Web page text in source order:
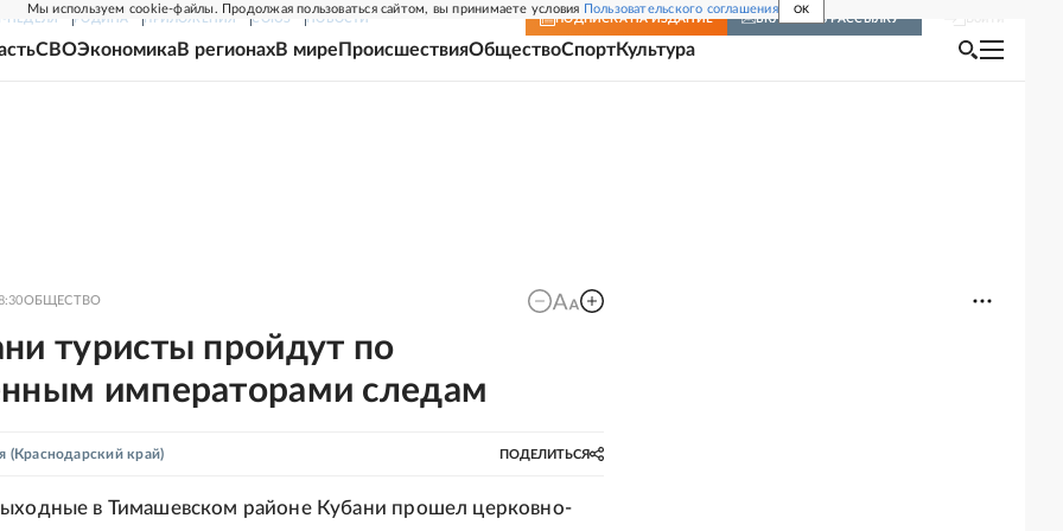
Мы используем cookie-файлы. Продолжая пользоваться сайтом, вы принимаете условия Пользовательского соглашения OK
НЕДЕЛЯ РОДИНА ПРИЛОЖЕНИЯ СОЮЗ НОВОСТИ ПОДПИСКА НА ИЗДАНИЕ ВКЛЮЧИТЬ РАССЫЛКУ
СВОЭкономикаВ регионахВ мире ПроисшествияОбществоСпортКультура
ОБЩЕСТВО
туристы пройдут по
императорами следам
(Краснодарский край) ПОДЕЛИТЬСЯ
в Тимашевском районе Кубани прошел церковно-